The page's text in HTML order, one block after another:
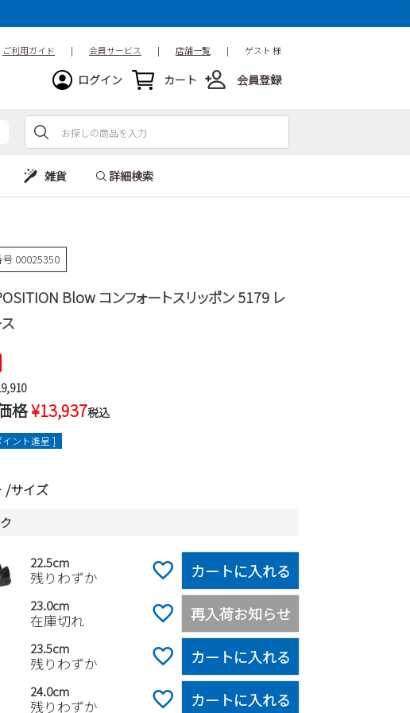
ご利用ガイド | 会員サービス | 店舗一覧 | ゲスト 様
ログイン カート 会員登録
雑貨 詳細検索
00025350
Blow コンフォートスリッポン 5179 レ
格¥13,937税込
イント進呈 ]
サイズ
22.5cm
残りわずか カートに入れる
23.0cm
在庫切れ 再入荷お知らせ
23.5cm
残りわずか カートに入れる
24.0cm
残りわずか カートに入れる